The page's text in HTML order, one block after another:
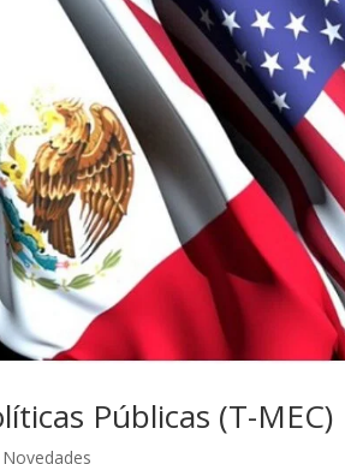
Públicas (T-MEC)
Novedades